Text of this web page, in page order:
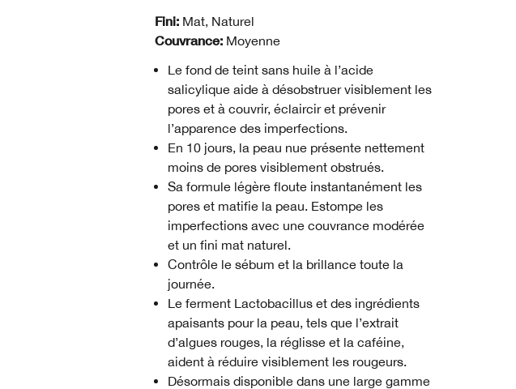
Fini: Mat, Naturel
Couvrance: Moyenne
Le fond de teint sans huile à l’acide
salicylique aide à désobstruer visiblement les
pores et à couvrir, éclaircir et prévenir
l’apparence des imperfections.
En 10 jours, la peau nue présente nettement
moins de pores visiblement obstrués.
Sa formule légère floute instantanément les
pores et matifie la peau. Estompe les
imperfections avec une couvrance modérée
et un fini mat naturel.
Contrôle le sébum et la brillance toute la
journée.
Le ferment Lactobacillus et des ingrédients
apaisants pour la peau, tels que l’extrait
d’algues rouges, la réglisse et la caféine,
aident à réduire visiblement les rougeurs.
Désormais disponible dans une large gamme